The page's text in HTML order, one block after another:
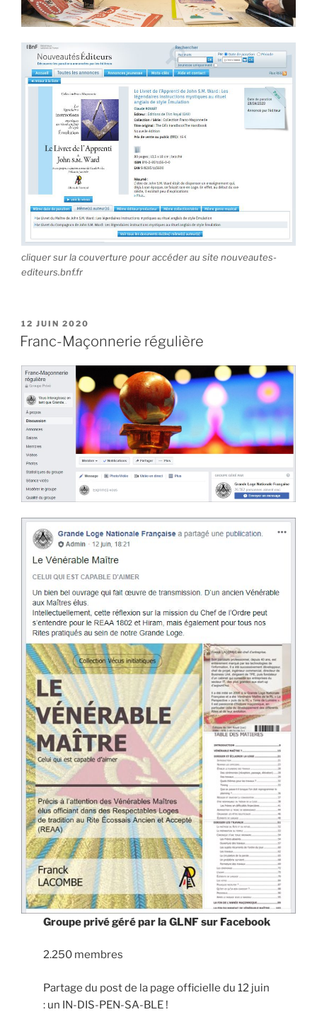
cliquer sur la couverture pour accéder au site nouveautes-
editeurs.bnf.fr
PUBLIÉ
LE
12 JUIN 2020
Franc-Maçonnerie régulière
Groupe privé géré par la GLNF sur Facebook
2.250 membres
Partage du post de la page officielle du 12 juin
: un IN-DIS-PEN-SA-BLE !